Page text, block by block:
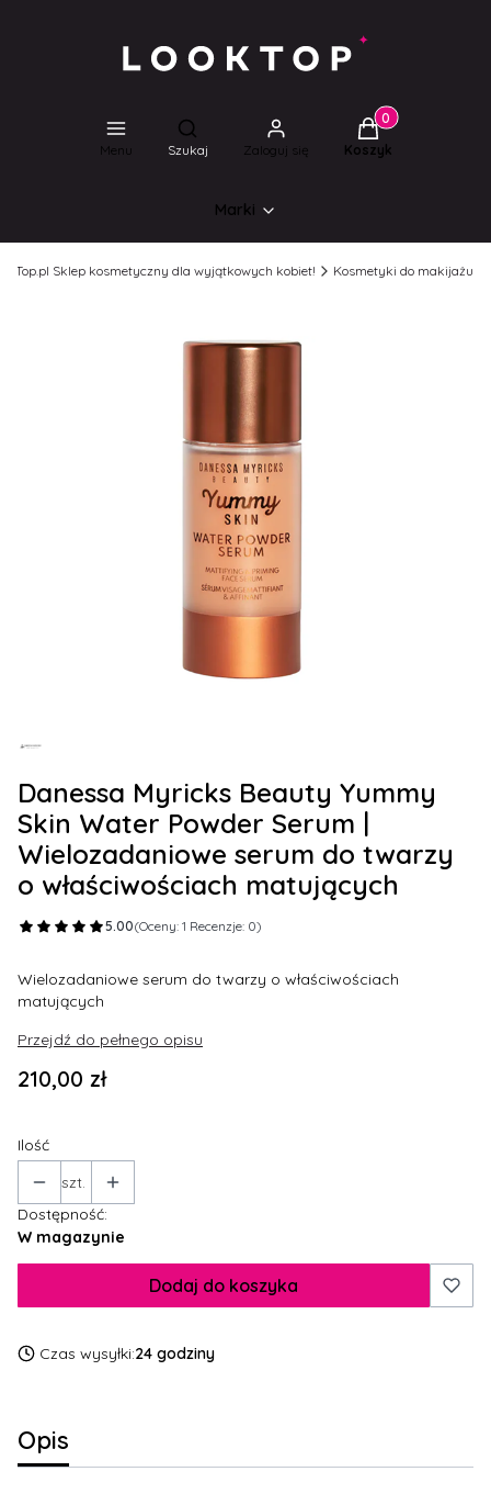
Menu
Otwórz wyszukiwarkę
Szukaj Zaloguj się
Produkty w
Koszyk
Marki
Sklep kosmetyczny dla wyjątkowych kobiet! Kosmetyki do makijażu
Danessa Myricks Beauty Yummy
Skin Water Powder Serum |
Wielozadaniowe serum do twarzy
o właściwościach matujących
5.00(Oceny: 1 Recenzje: 0)
Wielozadaniowe serum do twarzy o właściwościach
matujących
Przejdź do pełnego opisu
Cena
210,00 zł
Ilość
szt.
Dostępność:
W magazynie
Dodaj do koszyka
Czas wysyłki:24 godziny
Opis